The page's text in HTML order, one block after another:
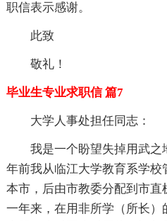
职信表示感谢。
此致
敬礼！
毕业生专业求职信 篇7
大学人事处担任同志：
我是一个盼望失掉用武之
年前我从临江大学教育系学校
本市，后由市教委分配到市直
一年来，在用非所学（所长